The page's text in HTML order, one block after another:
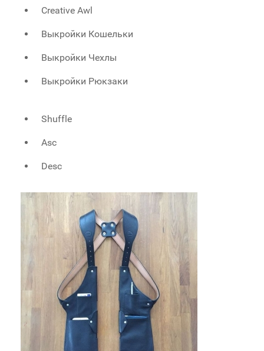
Creative Awl
Выкройки Кошельки
Выкройки Чехлы
Выкройки Рюкзаки
Shuffle
Asc
Desc